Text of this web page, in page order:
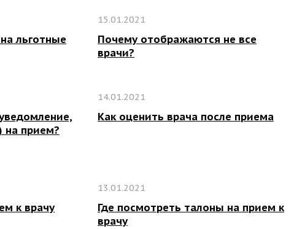
льготные
15.01.2021
Почему отображаются не все
врачи?
на прием?
14.01.2021
Как оценить врача после приема
к врачу
13.01.2021
Где посмотреть талоны на прием к
врачу